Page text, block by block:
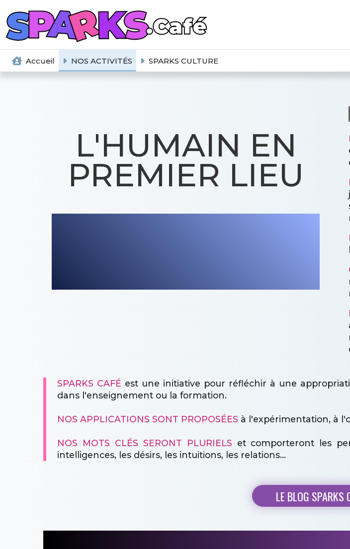
Accueil NOS ACTIVITÉS SPARKS CULTURE
L'HUMAIN EN
PREMIER LIEU
SPARKS CAFÉ est une initiative pour réfléchir à une
dans l'enseignement ou la formation.
NOS APPLICATIONS SONT PROPOSÉES à l'expérimentation, à
NOS MOTS CLÉS SERONT PLURIELS et comporteront les
intelligences, les désirs, les intuitions, les relations...
LE BLOG SPARKS